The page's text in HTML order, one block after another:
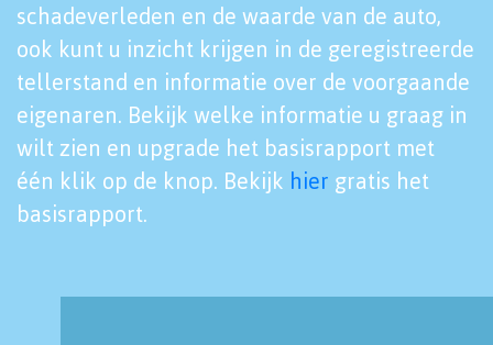
schadeverleden en de waarde van de auto,
ook kunt u inzicht krijgen in de geregistreerde
tellerstand en informatie over de voorgaande
eigenaren. Bekijk welke informatie u graag in
wilt zien en upgrade het basisrapport met
één klik op de knop. Bekijk hier gratis het
basisrapport.